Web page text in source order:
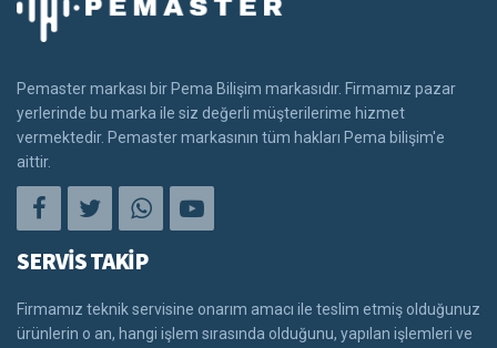
Pemaster markası bir Pema Bilişim markasıdır. Firmamız pazar
yerlerinde bu marka ile siz değerli müşterilerime hizmet
vermektedir. Pemaster markasının tüm hakları Pema bilişim'e
aittir.
SERVİS TAKİP
Firmamız teknik servisine onarım amacı ile teslim etmiş olduğunuz
ürünlerin o an, hangi işlem sırasında olduğunu, yapılan işlemleri ve